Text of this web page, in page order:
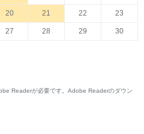
20 21 22 23
27 28 29 30
Readerが必要です。Adobe Readerのダウン